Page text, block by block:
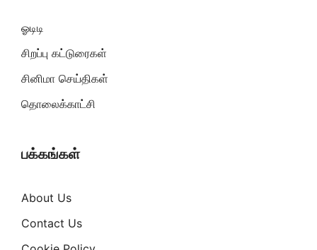
ஓடிடி
சிறப்பு கட்டுரைகள்
சினிமா செய்திகள்
தொலைக்காட்சி
பக்கங்கள்
About Us
Contact Us